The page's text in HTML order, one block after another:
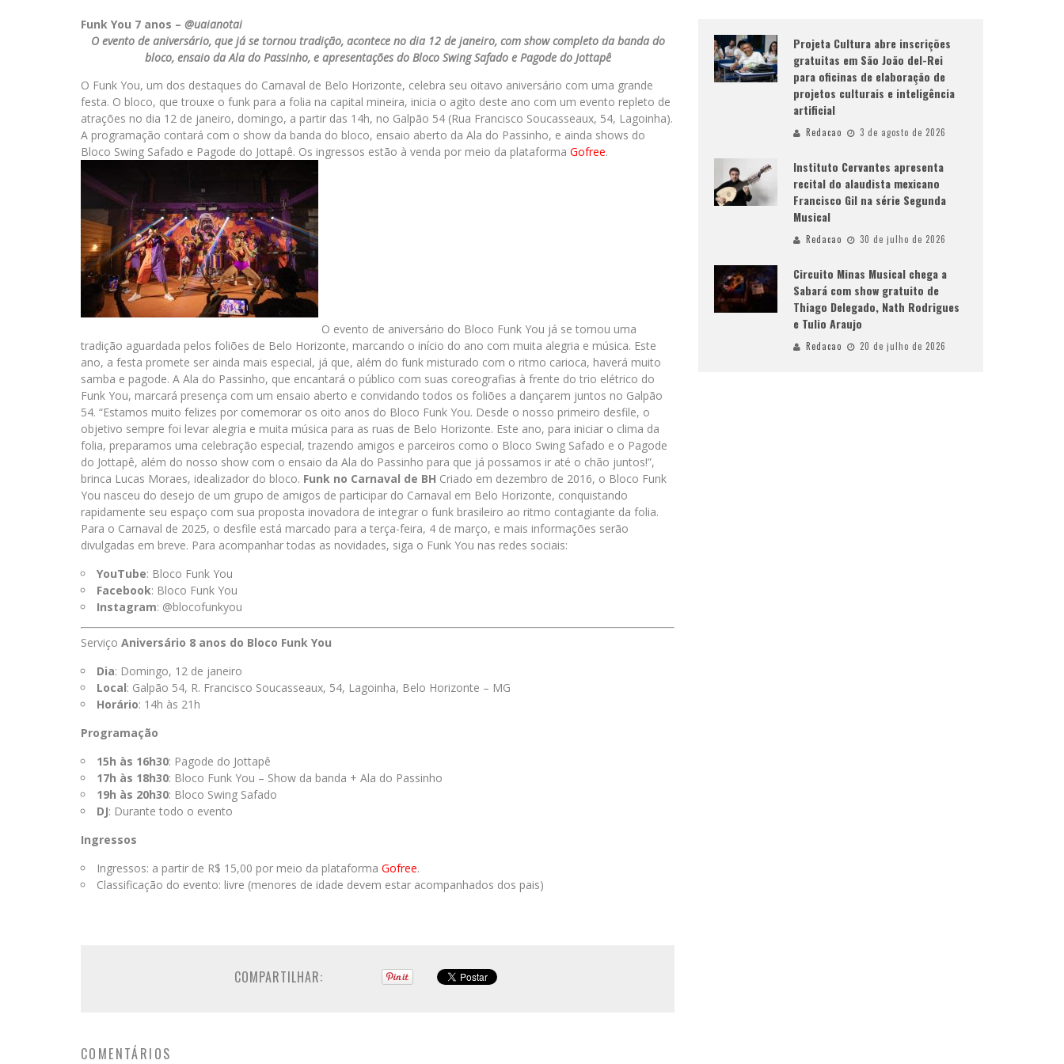
Funk You 7 anos – @uaianotai
O evento de aniversário, que já se tornou tradição, acontece no dia 12 de janeiro, com show completo da banda do
bloco, ensaio da Ala do Passinho, e apresentações do Bloco Swing Safado e Pagode do Jottapê
O Funk You, um dos destaques do Carnaval de Belo Horizonte, celebra seu oitavo aniversário com uma grande
festa. O bloco, que trouxe o funk para a folia na capital mineira, inicia o agito deste ano com um evento repleto de
atrações no dia 12 de janeiro, domingo, a partir das 14h, no Galpão 54 (Rua Francisco Soucasseaux, 54, Lagoinha).
A programação contará com o show da banda do bloco, ensaio aberto da Ala do Passinho, e ainda shows do
Bloco Swing Safado e Pagode do Jottapê. Os ingressos estão à venda por meio da plataforma Gofree.
O evento de aniversário do Bloco Funk You já se tornou uma
tradição aguardada pelos foliões de Belo Horizonte, marcando o início do ano com muita alegria e música. Este
ano, a festa promete ser ainda mais especial, já que, além do funk misturado com o ritmo carioca, haverá muito
samba e pagode. A Ala do Passinho, que encantará o público com suas coreografias à frente do trio elétrico do
Funk You, marcará presença com um ensaio aberto e convidando todos os foliões a dançarem juntos no Galpão
54. “Estamos muito felizes por comemorar os oito anos do Bloco Funk You. Desde o nosso primeiro desfile, o
objetivo sempre foi levar alegria e muita música para as ruas de Belo Horizonte. Este ano, para iniciar o clima da
folia, preparamos uma celebração especial, trazendo amigos e parceiros como o Bloco Swing Safado e o Pagode
do Jottapê, além do nosso show com o ensaio da Ala do Passinho para que já possamos ir até o chão juntos!”,
brinca Lucas Moraes, idealizador do bloco. Funk no Carnaval de BH Criado em dezembro de 2016, o Bloco Funk
You nasceu do desejo de um grupo de amigos de participar do Carnaval em Belo Horizonte, conquistando
rapidamente seu espaço com sua proposta inovadora de integrar o funk brasileiro ao ritmo contagiante da folia.
Para o Carnaval de 2025, o desfile está marcado para a terça-feira, 4 de março, e mais informações serão
divulgadas em breve. Para acompanhar todas as novidades, siga o Funk You nas redes sociais:
YouTube: Bloco Funk You
Facebook: Bloco Funk You
Instagram: @blocofunkyou
Serviço Aniversário 8 anos do Bloco Funk You
Dia: Domingo, 12 de janeiro
Local: Galpão 54, R. Francisco Soucasseaux, 54, Lagoinha, Belo Horizonte – MG
Horário: 14h às 21h
Programação
15h às 16h30: Pagode do Jottapê
17h às 18h30: Bloco Funk You – Show da banda + Ala do Passinho
19h às 20h30: Bloco Swing Safado
DJ: Durante todo o evento
Ingressos
Ingressos: a partir de R$ 15,00 por meio da plataforma Gofree.
Classificação do evento: livre (menores de idade devem estar acompanhados dos pais)
COMPARTILHAR:
COMENTÁRIOS
Projeta Cultura abre inscrições
gratuitas em São João del-Rei
para oficinas de elaboração de
projetos culturais e inteligência
artificial
Redacao 3 de agosto de 2026
Instituto Cervantes apresenta
recital do alaudista mexicano
Francisco Gil na série Segunda
Musical
Redacao 30 de julho de 2026
Circuito Minas Musical chega a
Sabará com show gratuito de
Thiago Delegado, Nath Rodrigues
e Tulio Araujo
Redacao 20 de julho de 2026